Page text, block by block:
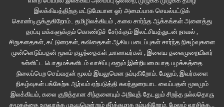
இலக்கியத்திற்கு மட்டுமேயான ஓர் அமைப்பாக செயல்பட்டுக்
கொண்டிருக்குகிறோம்.. தமிழிலக்கியம் , கலை சார்ந்த ஆக்கங்கள் அனைத்து
தரப்பு மக்களுக்கும் கொண்டுச் சேர்க்கும் இலட்சியத்துடன் நாவல் ,
சிறுகதைகள், கட்டுரைகள், கவிதைகள் ஆகிய படைப்புகள் சார்ந்த நிகழ்வுகளை
முன்னெடுப்பதன் மூலம் குழந்தைகள் ,மாணவர்கள் , இளைய தலைமுறையினர்
உள்ளிட்ட பொதுமக்களிடம் வாசிப்பு எனும் இன்றியமையாத பழக்கத்தை
நிலைப்பெற செய்வதன் மூலம் இயலுமென நம்புகிறோம். மேலும், இவர்களை
நிகழ்வுகள் பங்கேற்க ஆர்வம் ஏற்படுத்தி கலந்துரையாட வைப்பதன் மூலமும்
இலக்கியம், கலை குறித்தான சிந்தனையும் அறிவுத் தேடலும் சிறந்த நல்லதொரு
சமூகத்தை உருவாக்க முடியுமென்றும் தீர்க்கமாக நம்புகிறோம். மேலும் வாசிக்க...